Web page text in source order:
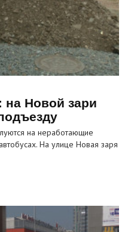
на Новой зари
на неработающие
На улице Новая заря